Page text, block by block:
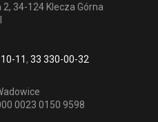
34-124 Klecza Górna
11, 33 330-00-32
0023 0150 9598